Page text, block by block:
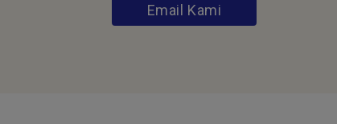
Email Kami